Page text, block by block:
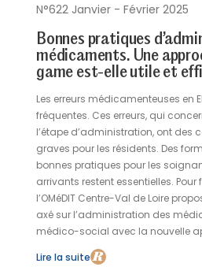
N°622 Janvier - Février 2025
Bonnes pratiques
médicaments. Une
game est-elle utile et
Les erreurs médicamenteuses en
fréquentes. Ces erreurs, qui
l’étape d’administration, ont des
graves pour les résidents. Des
bonnes pratiques pour les
arrivants restent essentielles.
l’OMéDIT Centre-Val de Loire
axé sur l’administration des
médico-social avec la nouvelle
des jeux sérieux (serious game).
Lire la suite